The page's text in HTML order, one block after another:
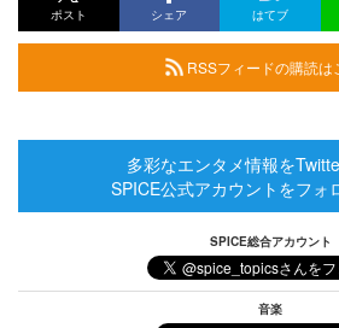
ポスト シェア はてブ
RSSフィードの購読は
多彩なエンタメ情報を
SPICE公式アカウントをフォ
SPICE総合アカウント
音楽